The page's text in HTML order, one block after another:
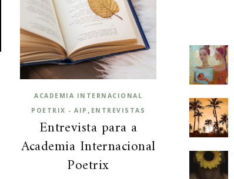
ACADEMIA INTERNACIONAL
POETRIX - AIP , ENTREVISTAS
Entrevista para a
Academia Internacional
Poetrix